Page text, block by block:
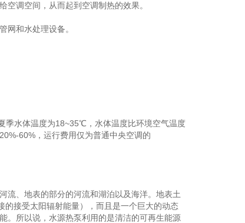
调空间，从而起到空调制热的效果。
和水处理设备。
水体温度为18~35℃，水体温度比环境空气温度
60%，运行费用仅为普通中央空调的
、地表的部分的河流和湖泊以及海洋。地表土
接受太阳辐射能量），而且是一个巨大的动态
。所以说，水源热泵利用的是清洁的可再生能源